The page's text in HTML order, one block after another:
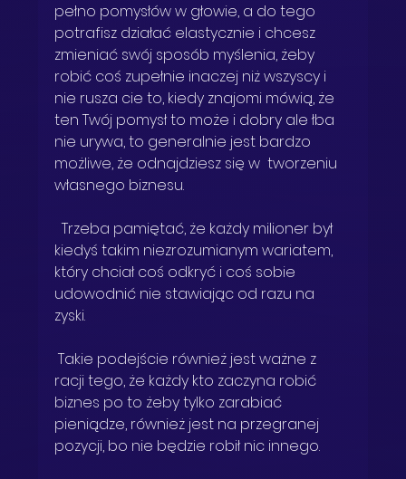
pełno pomysłów w głowie, a do tego
potrafisz działać elastycznie i chcesz
zmieniać swój sposób myślenia, żeby
robić coś zupełnie inaczej niż wszyscy i
nie rusza cie to, kiedy znajomi mówią, że
ten Twój pomysł to może i dobry ale łba
nie urywa, to generalnie jest bardzo
możliwe, że odnajdziesz się w  tworzeniu
własnego biznesu.
  Trzeba pamiętać, że każdy milioner był
kiedyś takim niezrozumianym wariatem,
który chciał coś odkryć i coś sobie
udowodnić nie stawiając od razu na
zyski.
Takie podejście również jest ważne z
racji tego, że każdy kto zaczyna robić
biznes po to żeby tylko zarabiać
pieniądze, również jest na przegranej
pozycji, bo nie będzie robił nic innego.